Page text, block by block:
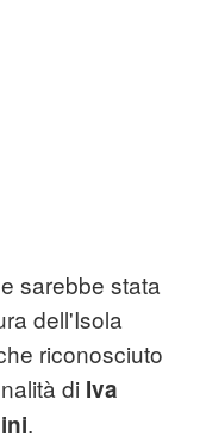
sarebbe stata
dell'Isola
riconosciuto
di Iva
.